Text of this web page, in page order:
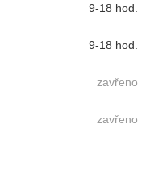
9-18 hod.
9-18 hod.
zavřeno
zavřeno